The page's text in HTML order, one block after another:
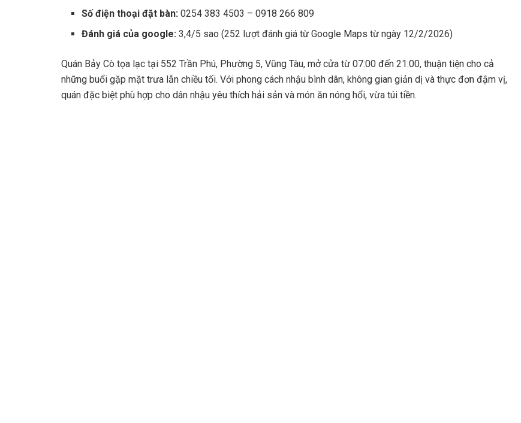
Số điện thoại đặt bàn:0254 383 4503 – 0918 266 809
Đánh giá của google:3,4/5 sao (252 lượt đánh giá từ Google Maps từ ngày 12/2/2026)
Quán Bảy Cò tọa lạc tại 552 Trần Phú, Phường 5, Vũng Tàu, mở cửa từ 07:00 đến 21:00, thuận tiện cho cả
những buổi gặp mặt trưa lẫn chiều tối. Với phong cách nhậu bình dân, không gian giản dị và thực đơn đậm vị,
quán đặc biệt phù hợp cho dân nhậu yêu thích hải sản và món ăn nóng hổi, vừa túi tiền.